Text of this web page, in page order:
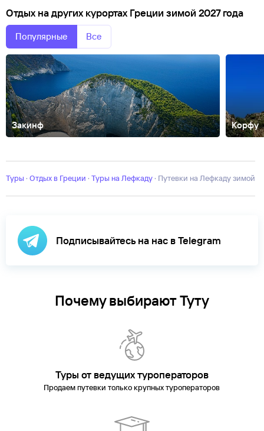
Отдых на других курортах Греции зимой 2027 года
Популярные Все
Закинф Корфу
овКастория КефалонияКосЛиндосЛутракиМалияМиконос
Туры · Отдых в Греции · Туры на Лефкаду · Путевки на Лефкаду зимой
Подписывайтесь на нас в Telegram
Почему выбирают Туту
Туры от ведущих туроператоров
Продаем путевки только крупных туроператоров